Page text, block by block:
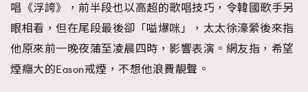
唱《浮誇》，前半段也以高超的歌唱技巧，令韓國歌手另
眼相看，但在尾段最後卻「嗌爆咪」，太太徐濠縈後來指
他原來前一晚夜蒲至凌晨四時，影響表演。網友指，希望
煙癮大的Eason戒煙，不想他浪費靚聲。